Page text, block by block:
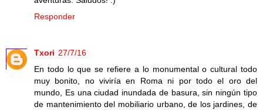
Responder
Txori 27/7/16
En todo lo que se refiere a lo monumental o cultural todo
muy bonito, no viviría en Roma ni por todo el oro del
mundo, Es una ciudad inundada de basura, sin ningún tipo
de mantenimiento del mobiliario urbano, de los jardines, de